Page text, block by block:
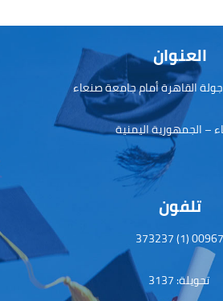
العنوان
جولة القاهرة أمام جامعة صنعاء
– الجمهورية اليمنية
تلفون
00967 (1) 373237
تحويلة: 3137